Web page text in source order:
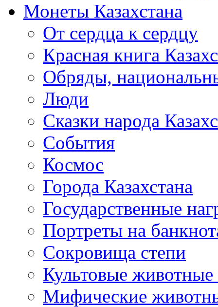
Монеты Казахстана
От сердца к сердцу
Красная книга
Обряды,
Люди
Сказки народа
События
Космос
Города Казахстана
Государственные
Портреты на
Сокровища степи
Культовые
Мифические